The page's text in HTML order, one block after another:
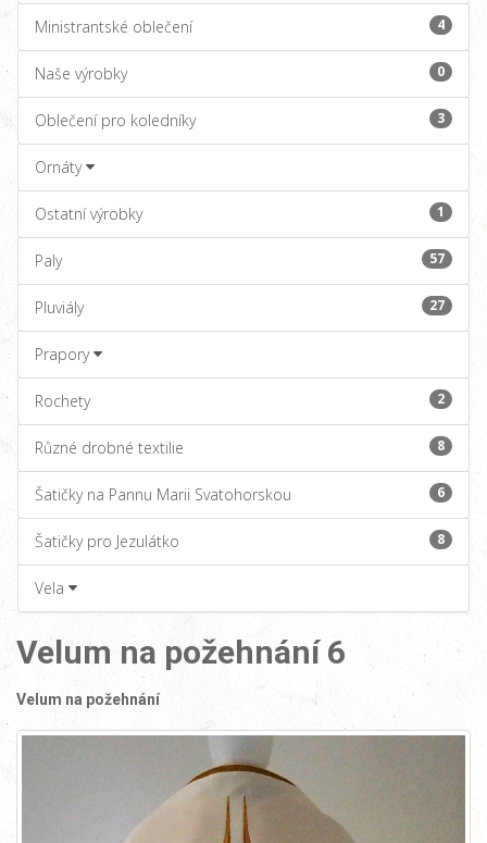
Ministrantské oblečení 4
Naše výrobky 0
Oblečení pro koledníky 3
Ornáty
Ostatní výrobky 1
Paly 57
Pluviály 27
Prapory
Rochety 2
Různé drobné textilie 8
Šatičky na Pannu Marii Svatohorskou 6
Šatičky pro Jezulátko 8
Vela
Velum na požehnání 6
Velum na požehnání